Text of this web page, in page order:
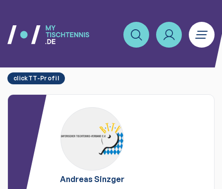
clickTT-Profil
Andreas Sinzger